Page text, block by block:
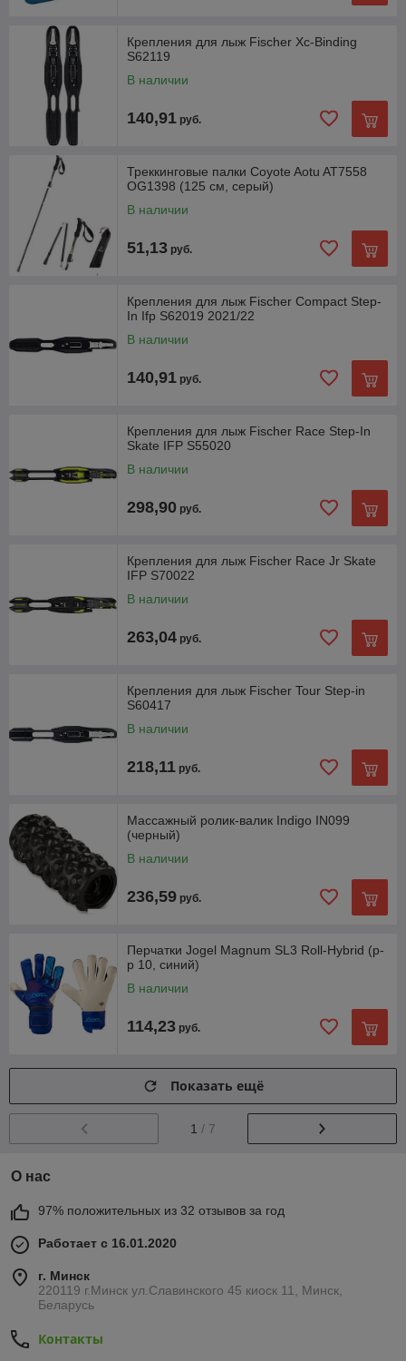
Крепления для лыж Fischer Xc-Binding
S62119
В наличии
140,91 руб.
Треккинговые палки Coyote Aotu AT7558
OG1398 (125 см, серый)
В наличии
51,13 руб.
Крепления для лыж Fischer Compact Step-
In Ifp S62019 2021/22
В наличии
140,91 руб.
Крепления для лыж Fischer Race Step-In
Skate IFP S55020
В наличии
298,90 руб.
Крепления для лыж Fischer Race Jr Skate
IFP S70022
В наличии
263,04 руб.
Крепления для лыж Fischer Tour Step-in
S60417
В наличии
218,11 руб.
Массажный ролик-валик Indigo IN099
(черный)
В наличии
236,59 руб.
Перчатки Jogel Magnum SL3 Roll-Hybrid (р-
р 10, синий)
В наличии
114,23 руб.
Показать ещё
1 / 7
О нас
97% положительных из 32 отзывов за год
Работает с 16.01.2020
г. Минск
220119 г.Минск ул.Славинского 45 киоск 11, Минск,
Беларусь
Контакты